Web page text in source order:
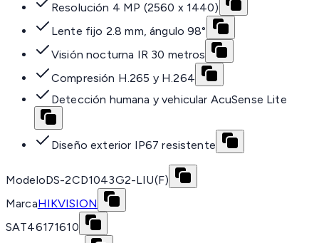
Resolución 4 MP (2560 x 1440)
Lente fijo 2.8 mm, ángulo 98°
Visión nocturna IR 30 metros
Compresión H.265 y H.264
Detección humana y vehicular AcuSense Lite
Diseño exterior IP67 resistente
ModeloDS-2CD1043G2-LIU(F)
MarcaHIKVISION
SAT46171610